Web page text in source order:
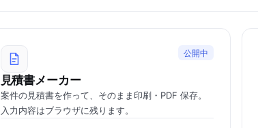
公開中
見積書メーカー
案件の見積書を作って、そのまま印刷・PDF 保存。
入力内容はブラウザに残ります。